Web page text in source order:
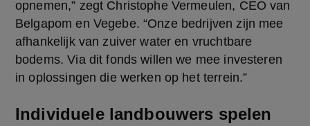
opnemen,” zegt Christophe Vermeulen, CEO van
Belgapom en Vegebe. “Onze bedrijven zijn mee
afhankelijk van zuiver water en vruchtbare
bodems. Via dit fonds willen we mee investeren
in oplossingen die werken op het terrein.”
Individuele landbouwers spelen